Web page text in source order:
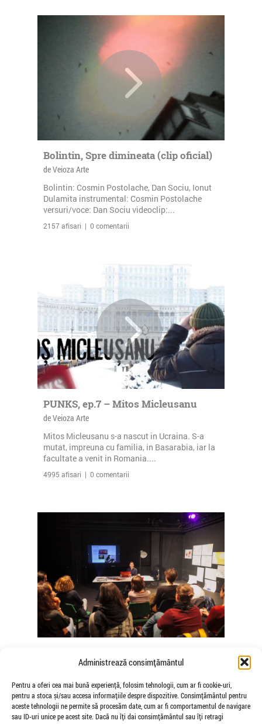
Administrează consimțământul
Pentru a oferi cea mai bună experiență, folosim tehnologii, cum ar fi cookie-uri,
pentru a stoca și/sau accesa informațiile despre dispozitive. Consimțământul pentru
aceste tehnologii ne permite să procesăm date, cum ar fi comportamentul de navigare
sau ID-uri unice pe acest site. Dacă nu îți dai consimțământul sau îți retragi
Bolintin, Spre dimineata (clip oficial)
de Veioza Arte
Bolintin: Cosmin Postolache, Dan Sociu, Ionut
Dulamita instrumental: Cosmin Postolache
versuri/voce: Dan Sociu videoclip:...
2157 afisari | 0 comentarii
PUNKS, ep.7 – Mitos Micleusanu
de Veioza Arte
Mitos Micleusanu s-a nascut in Ucraina. S-a
mutat, impreuna cu familia, in Basarabia, iar la
facultate a venit in Romania....
4995 afisari | 0 comentarii
Somatice susținute de coregrafele
Mădălina Dan și Valentina De Piante
Niculae
de Veioza Arte